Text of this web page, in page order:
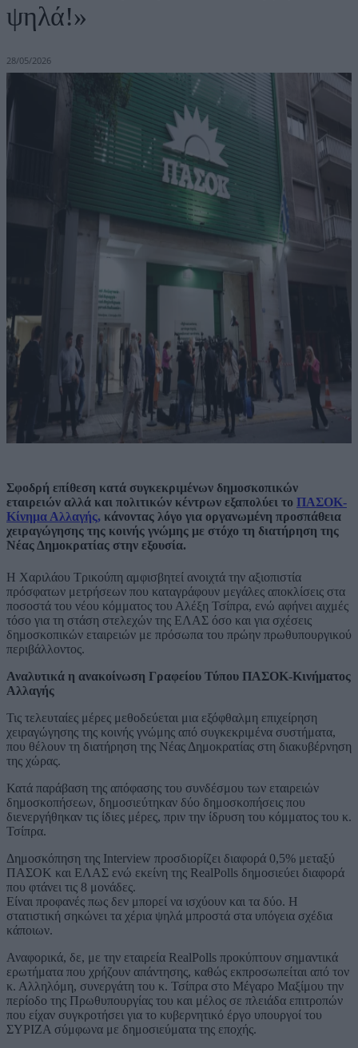
ψηλά!»
28/05/2026
Σφοδρή επίθεση κατά συγκεκριμένων δημοσκοπικών
εταιρειών αλλά και πολιτικών κέντρων εξαπολύει το ΠΑΣΟΚ-
Κίνημα Αλλαγής, κάνοντας λόγο για οργανωμένη προσπάθεια
χειραγώγησης της κοινής γνώμης με στόχο τη διατήρηση της
Νέας Δημοκρατίας στην εξουσία.
Η Χαριλάου Τρικούπη αμφισβητεί ανοιχτά την αξιοπιστία
πρόσφατων μετρήσεων που καταγράφουν μεγάλες αποκλίσεις στα
ποσοστά του νέου κόμματος του Αλέξη Τσίπρα, ενώ αφήνει αιχμές
τόσο για τη στάση στελεχών της ΕΛΑΣ όσο και για σχέσεις
δημοσκοπικών εταιρειών με πρόσωπα του πρώην πρωθυπουργικού
περιβάλλοντος.
Αναλυτικά η ανακοίνωση Γραφείου Τύπου ΠΑΣΟΚ-Κινήματος
Αλλαγής
Τις τελευταίες μέρες μεθοδεύεται μια εξόφθαλμη επιχείρηση
χειραγώγησης της κοινής γνώμης από συγκεκριμένα συστήματα,
που θέλουν τη διατήρηση της Νέας Δημοκρατίας στη διακυβέρνηση
της χώρας.
Κατά παράβαση της απόφασης του συνδέσμου των εταιρειών
δημοσκοπήσεων, δημοσιεύτηκαν δύο δημοσκοπήσεις που
διενεργήθηκαν τις ίδιες μέρες, πριν την ίδρυση του κόμματος του κ.
Τσίπρα.
Δημοσκόπηση της Interview προσδιορίζει διαφορά 0,5% μεταξύ
ΠΑΣΟΚ και ΕΛΑΣ ενώ εκείνη της RealPolls δημοσιεύει διαφορά
που φτάνει τις 8 μονάδες.
Είναι προφανές πως δεν μπορεί να ισχύουν και τα δύο. Η
στατιστική σηκώνει τα χέρια ψηλά μπροστά στα υπόγεια σχέδια
κάποιων.
Αναφορικά, δε, με την εταιρεία RealPolls προκύπτουν σημαντικά
ερωτήματα που χρήζουν απάντησης, καθώς εκπροσωπείται από τον
κ. Αλληλόμη, συνεργάτη του κ. Τσίπρα στο Μέγαρο Μαξίμου την
περίοδο της Πρωθυπουργίας του και μέλος σε πλειάδα επιτροπών
που είχαν συγκροτήσει για το κυβερνητικό έργο υπουργοί του
ΣΥΡΙΖΑ σύμφωνα με δημοσιεύματα της εποχής.